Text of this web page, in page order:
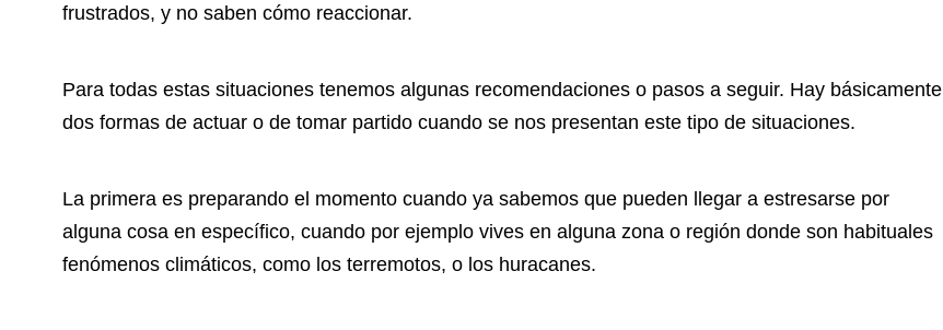
frustrados, y no saben cómo reaccionar.
Para todas estas situaciones tenemos algunas recomendaciones o pasos a seguir. Hay básicamente
dos formas de actuar o de tomar partido cuando se nos presentan este tipo de situaciones.
La primera es preparando el momento cuando ya sabemos que pueden llegar a estresarse por
alguna cosa en específico, cuando por ejemplo vives en alguna zona o región donde son habituales
fenómenos climáticos, como los terremotos, o los huracanes.